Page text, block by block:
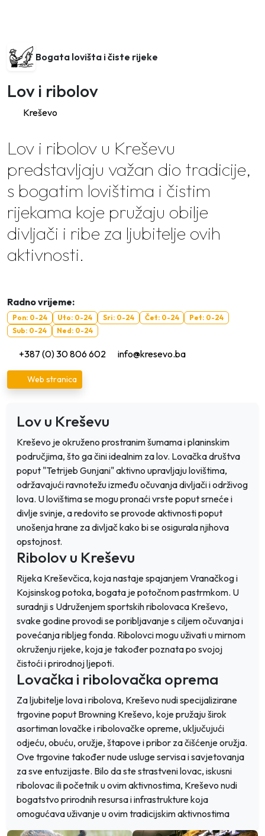
Bogata lovišta i čiste rijeke
Lov i ribolov
Kreševo
Lov i ribolov u Kreševu
predstavljaju važan dio tradicije,
s bogatim lovištima i čistim
rijekama koje pružaju obilje
divljači i ribe za ljubitelje ovih
aktivnosti.
Radno vrijeme:
Pon: 0-24 Uto: 0-24 Sri: 0-24 Čet: 0-24
Pet: 0-24
Sub: 0-24
Ned: 0-24
+387 (0) 30 806 602 info@kresevo.ba
Web stranica
Lov u Kreševu
Kreševo je okruženo prostranim šumama i planinskim
područjima, što ga čini idealnim za lov. Lovačka društva
poput "Tetrijeb Gunjani" aktivno upravljaju lovištima,
održavajući ravnotežu između očuvanja divljači i održivog
lova. U lovištima se mogu pronaći vrste poput srneće i
divlje svinje, a redovito se provode aktivnosti poput
unošenja hrane za divljač kako bi se osigurala njihova
opstojnost.
Ribolov u Kreševu
Rijeka Kreševčica, koja nastaje spajanjem Vranačkog i
Kojsinskog potoka, bogata je potočnom pastrmkom. U
suradnji s Udruženjem sportskih ribolovaca Kreševo,
svake godine provodi se poribljavanje s ciljem očuvanja i
povećanja ribljeg fonda. Ribolovci mogu uživati u mirnom
okruženju rijeke, koja je također poznata po svojoj
čistoći i prirodnoj ljepoti.
Lovačka i ribolovačka oprema
Za ljubitelje lova i ribolova, Kreševo nudi specijalizirane
trgovine poput Browning Kreševo, koje pružaju širok
asortiman lovačke i ribolovačke opreme, uključujući
odjeću, obuću, oružje, štapove i pribor za čišćenje oružja.
Ove trgovine također nude usluge servisa i savjetovanja
za sve entuzijaste. Bilo da ste strastveni lovac, iskusni
ribolovac ili početnik u ovim aktivnostima, Kreševo nudi
bogatstvo prirodnih resursa i infrastrukture koja
omogućava uživanje u ovim tradicijskim aktivnostima